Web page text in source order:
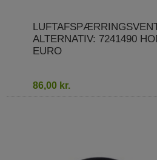
ALTERNATIV: 7241490
EURO
86,00 kr.